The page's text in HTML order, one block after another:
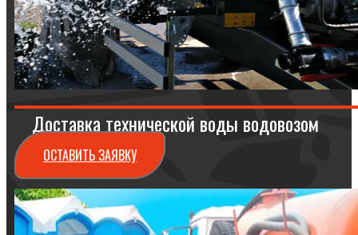
Доставка технической воды водовозом
ОСТАВИТЬ ЗАЯВКУ